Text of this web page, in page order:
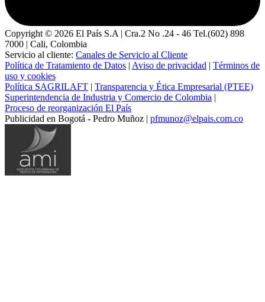
Copyright © 2026 El País S.A | Cra.2 No .24 - 46 Tel.(602) 898
7000 | Cali, Colombia
Servicio al cliente: Canales de Servicio al Cliente
Política de Tratamiento de Datos | Aviso de privacidad | Términos de
uso y cookies
Política SAGRILAFT | Transparencia y Ética Empresarial (PTEE)
Superintendencia de Industria y Comercio de Colombia |
Proceso de reorganización El País
Publicidad en Bogotá - Pedro Muñoz | pfmunoz@elpais.com.co